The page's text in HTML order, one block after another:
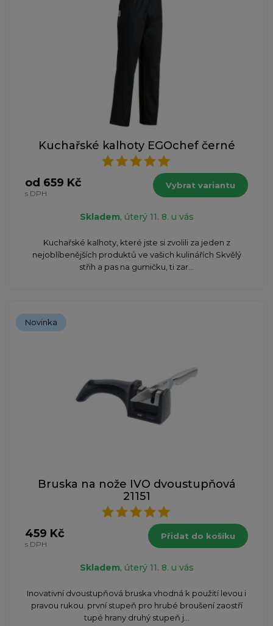
Kuchařské kalhoty EGOchef černé
od 659 Kč
s DPH
Vybrat variantu
Skladem, úterý 11. 8. u vás
Kuchařské kalhoty, které jste si zvolili za jeden z
nejoblíbenějších produktů ve vašich kulinářích Skvělý
střih a pas na gumičku, ti zar...
Novinka
Bruska na nože IVO dvoustupňová
21151
459 Kč
s DPH
Přidat do košíku
Skladem, úterý 11. 8. u vás
Inovativní dvoustupňová bruska vhodná k použití levou i
pravou rukou. první stupeň pro hrubé broušení zaostří
tupé hrany druhý stupeň j...